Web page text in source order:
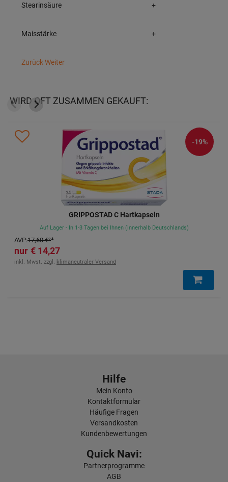
Stearinsäure +
Maisstärke +
ZurückWeiter
WIRD OFT ZUSAMMEN GEKAUFT:
THOMAPYRIN INTENSIV Tabletten
5,20 €
AVP:9,79 €²
Auf Lager - In 1-3 Tagen bei Ihnen (innerhalb Deutschlands)
inkl. Mwst. zzgl. klimaneutraler Versand
-47%
Hilfe
Mein Konto
Kontaktformular
Häufige Fragen
Versandkosten
Kundenbewertungen
Quick Navi:
Partnerprogramme
AGB